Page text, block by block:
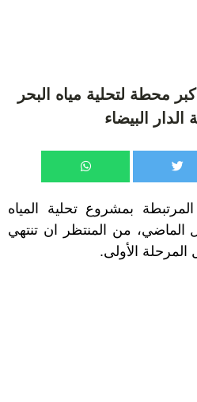
محطة لتحلية مياه البحر
البيضاء
بمشروع تحلية المياه
البيضاء في 15 أبريل الماضي، من المنتظر ان تنتهي